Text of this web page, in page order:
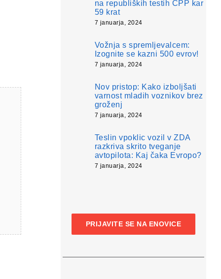
na republiških testih CPP kar
59 krat
7 januarja, 2024
Vožnja s spremljevalcem:
Izognite se kazni 500 evrov!
7 januarja, 2024
Nov pristop: Kako izboljšati
varnost mladih voznikov brez
groženj
7 januarja, 2024
Teslin vpoklic vozil v ZDA
razkriva skrito tveganje
avtopilota: Kaj čaka Evropo?
7 januarja, 2024
PRIJAVITE SE NA ENOVICE